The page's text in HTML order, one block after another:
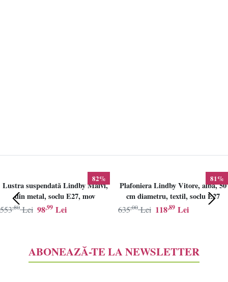
82%
Lustra suspendată Lindby Maivi,
din metal, soclu E27, mov
98,99 Lei
553,80 Lei
81%
Plafoniera Lindby Vitore, alba, 50
cm diametru, textil, soclu E27
118,89 Lei
635,00 Lei
ABONEAZĂ-TE LA NEWSLETTER